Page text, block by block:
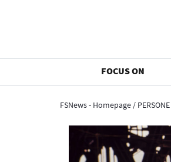
FOCUS ON
FSNews - Homepage / PERSONE